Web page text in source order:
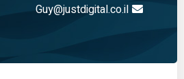
Guy@justdigital.co.il